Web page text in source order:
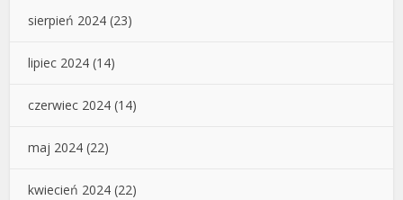
sierpień 2024 (23)
lipiec 2024 (14)
czerwiec 2024 (14)
maj 2024 (22)
kwiecień 2024 (22)